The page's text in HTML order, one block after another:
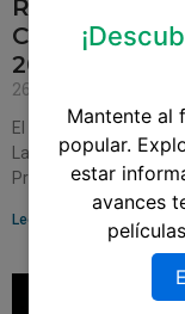
Real Madrid
Capítulo del
2024/25
26 de octubre de 2024
El inminente
LaLiga 2024/25
Programado para el
Leer más »
Mantente al
popular.
estar
avances